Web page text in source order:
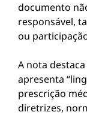
documento
responsável,
ou
A nota
apresenta
prescrição
diretrizes,